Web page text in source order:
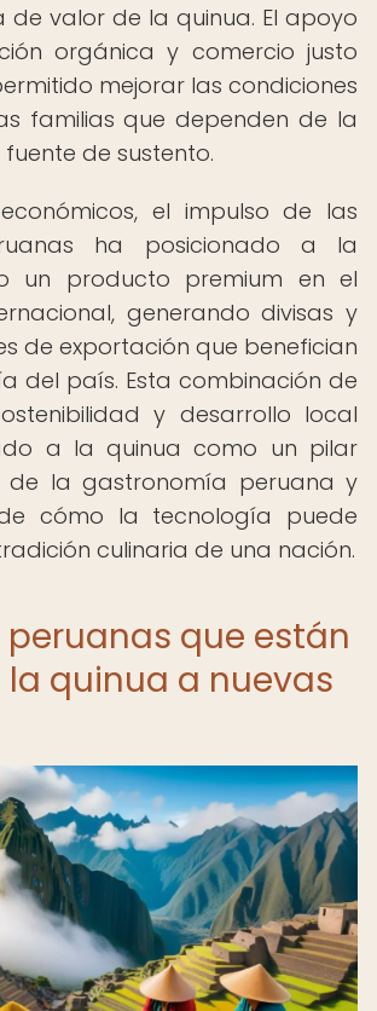
valor de la quinua. El apoyo
orgánica y comercio justo
mejorar las condiciones
familias que dependen de la
de sustento.
el impulso de las
ha posicionado a la
un producto premium en el
generando divisas y
de exportación que benefician
del país. Esta combinación de
y desarrollo local
a la quinua como un pilar
de la gastronomía peruana y
cómo la tecnología puede
culinaria de una nación.
que están
quinua a nuevas